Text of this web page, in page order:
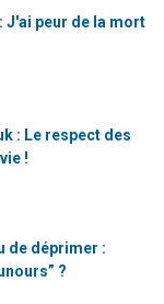
J'ai peur de la mort
: Le respect des
!
de déprimer :
?